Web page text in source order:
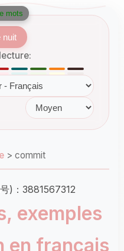
nuit
> commit
)：3881567312
exemples
en français
mots